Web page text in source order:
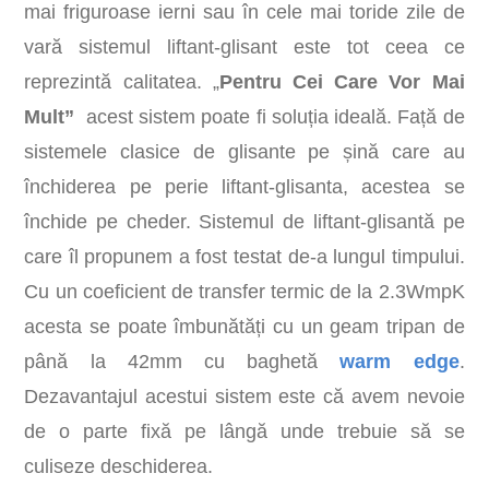
mai friguroase ierni sau în cele mai toride zile de
vară sistemul liftant-glisant este tot ceea ce
reprezintă calitatea. „Pentru Cei Care Vor Mai
Mult” acest sistem poate fi soluția ideală. Față de
sistemele clasice de glisante pe șină care au
închiderea pe perie liftant-glisanta, acestea se
închide pe cheder. Sistemul de liftant-glisantă pe
care îl propunem a fost testat de-a lungul timpului.
Cu un coeficient de transfer termic de la 2.3WmpK
acesta se poate îmbunătăți cu un geam tripan de
până la 42mm cu baghetăwarm edge.
Dezavantajul acestui sistem este că avem nevoie
de o parte fixă pe lângă unde trebuie să se
culiseze deschiderea.